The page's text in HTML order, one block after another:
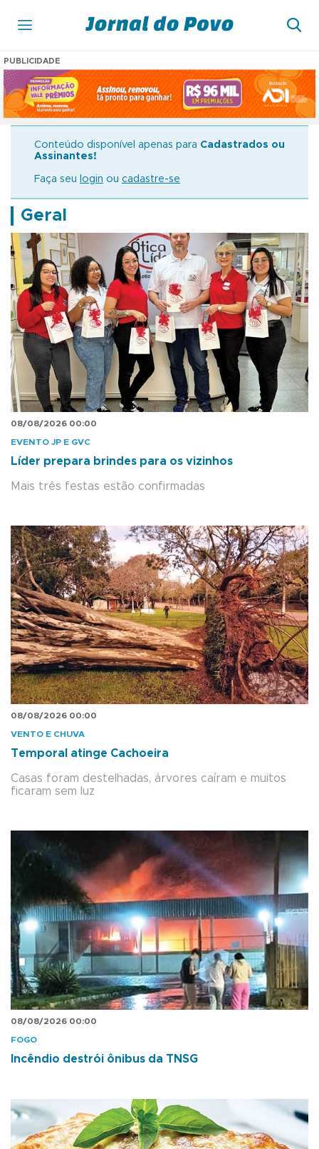
PUBLICIDADE
Conteúdo disponível apenas para Cadastrados ou
Assinantes!
Faça seu login ou cadastre-se
Geral
08/08/2026 00:00
EVENTO JP E GVC
Líder prepara brindes para os vizinhos
Mais três festas estão confirmadas
08/08/2026 00:00
VENTO E CHUVA
Temporal atinge Cachoeira
Casas foram destelhadas, árvores caíram e muitos
ficaram sem luz
08/08/2026 00:00
FOGO
Incêndio destrói ônibus da TNSG